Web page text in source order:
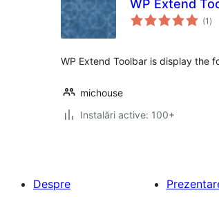
WP Extend
(1 )
WP Extend Toolbar is display the
michouse
Instalări active: 100+
Despre